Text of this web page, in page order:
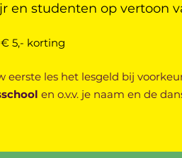
en studenten op vertoon
5,- korting
les het lesgeld bij
en o.v.v. je naam en de dan